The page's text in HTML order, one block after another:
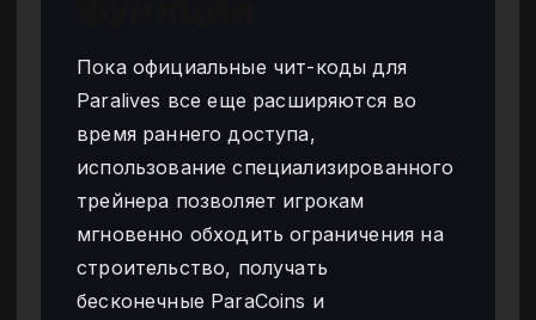
Пока официальные чит-коды для
Paralives все еще расширяются во
время раннего доступа,
использование специализированного
трейнера позволяет игрокам
мгновенно обходить ограничения на
строительство, получать
бесконечные ParaCoins и